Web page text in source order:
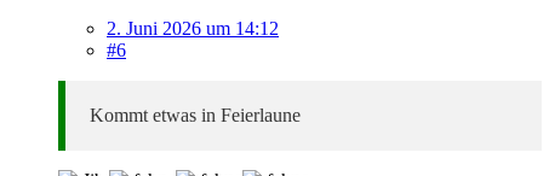
2. Juni 2026 um 14:12
#6
Kommt etwas in Feierlaune